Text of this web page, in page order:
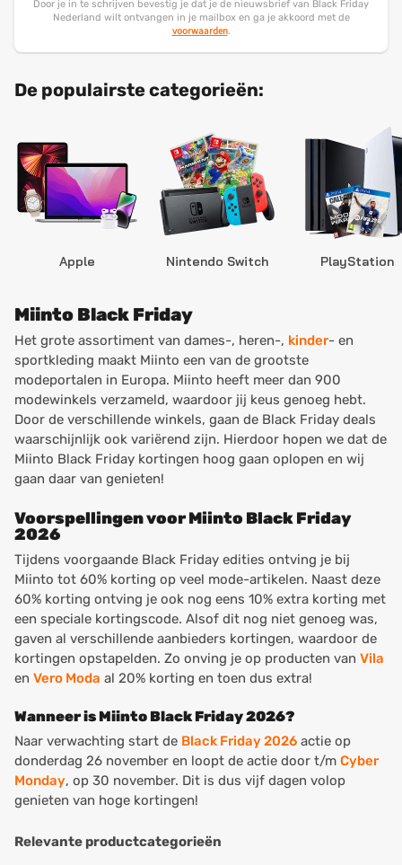
Door je in te schrijven bevestig je dat je de nieuwsbrief van Black Friday
Nederland wilt ontvangen in je mailbox en ga je akkoord met de
voorwaarden.
De populairste categorieën:
Apple Nintendo Switch PlayStation
Miinto Black Friday
Het grote assortiment van dames-, heren-, kinder- en
sportkleding maakt Miinto een van de grootste
modeportalen in Europa. Miinto heeft meer dan 900
modewinkels verzameld, waardoor jij keus genoeg hebt.
Door de verschillende winkels, gaan de Black Friday deals
waarschijnlijk ook variërend zijn. Hierdoor hopen we dat de
Miinto Black Friday kortingen hoog gaan oplopen en wij
gaan daar van genieten!
Voorspellingen voor Miinto Black Friday
2026
Tijdens voorgaande Black Friday edities ontving je bij
Miinto tot 60% korting op veel mode-artikelen. Naast deze
60% korting ontving je ook nog eens 10% extra korting met
een speciale kortingscode. Alsof dit nog niet genoeg was,
gaven al verschillende aanbieders kortingen, waardoor de
kortingen opstapelden. Zo onving je op producten van Vila
en Vero Moda al 20% korting en toen dus extra!
Wanneer is Miinto Black Friday 2026?
Naar verwachting start de Black Friday 2026 actie op
donderdag 26 november en loopt de actie door t/m Cyber
Monday, op 30 november. Dit is dus vijf dagen volop
genieten van hoge kortingen!
Relevante productcategorieën